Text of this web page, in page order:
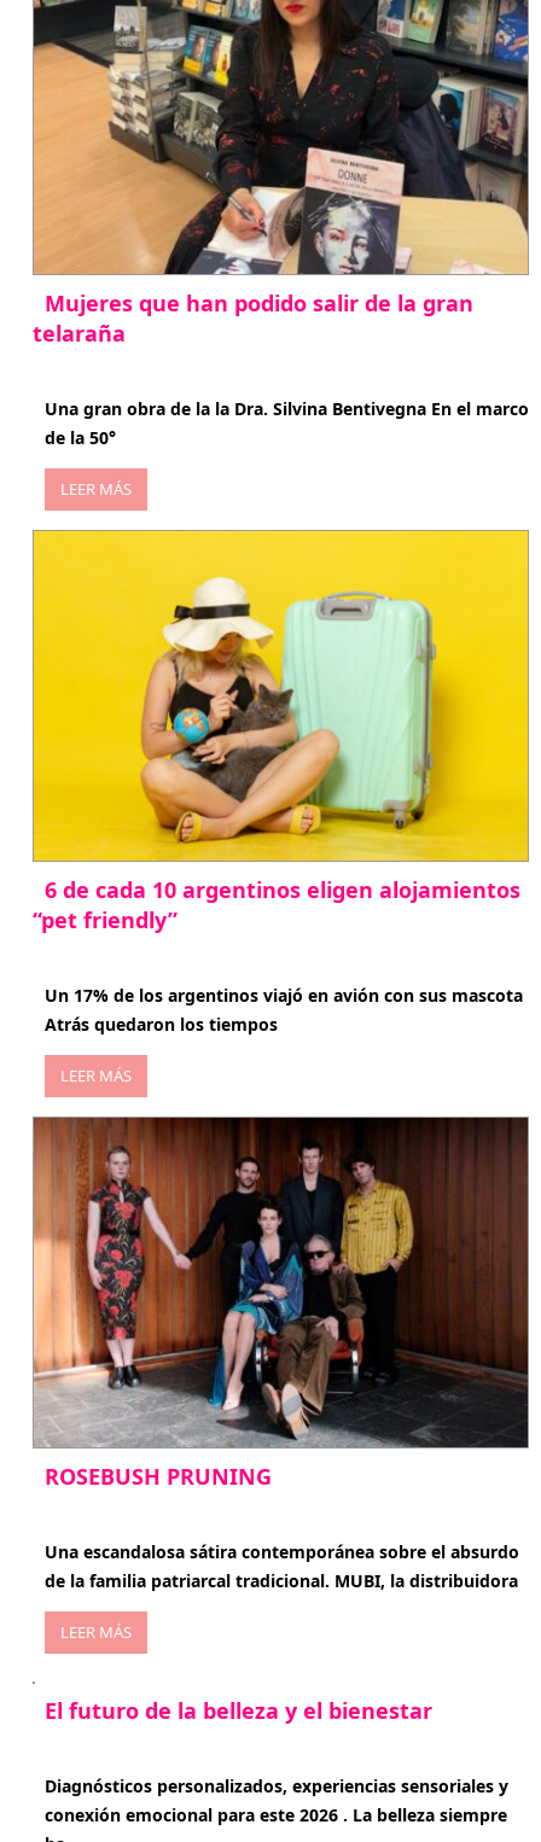
Mujeres que han podido salir de la gran
telaraña
Una gran obra de la la Dra. Silvina Bentivegna En el marco
de la 50°
LEER MÁS
6 de cada 10 argentinos eligen alojamientos
“pet friendly”
Un 17% de los argentinos viajó en avión con sus mascota
Atrás quedaron los tiempos
LEER MÁS
ROSEBUSH PRUNING
Una escandalosa sátira contemporánea sobre el absurdo
de la familia patriarcal tradicional. MUBI, la distribuidora
LEER MÁS
El futuro de la belleza y el bienestar
Diagnósticos personalizados, experiencias sensoriales y
conexión emocional para este 2026 . La belleza siempre